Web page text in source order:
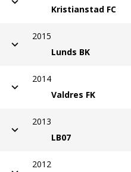
Kristianstad FC
2015
Lunds BK
2014
Valdres FK
2013
LB07
2012